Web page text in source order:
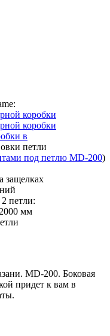
коробки
коробки
в
петли
под петлю MD-200)
защелках
петли:
мм
MD-200. Боковая
придет к вам в